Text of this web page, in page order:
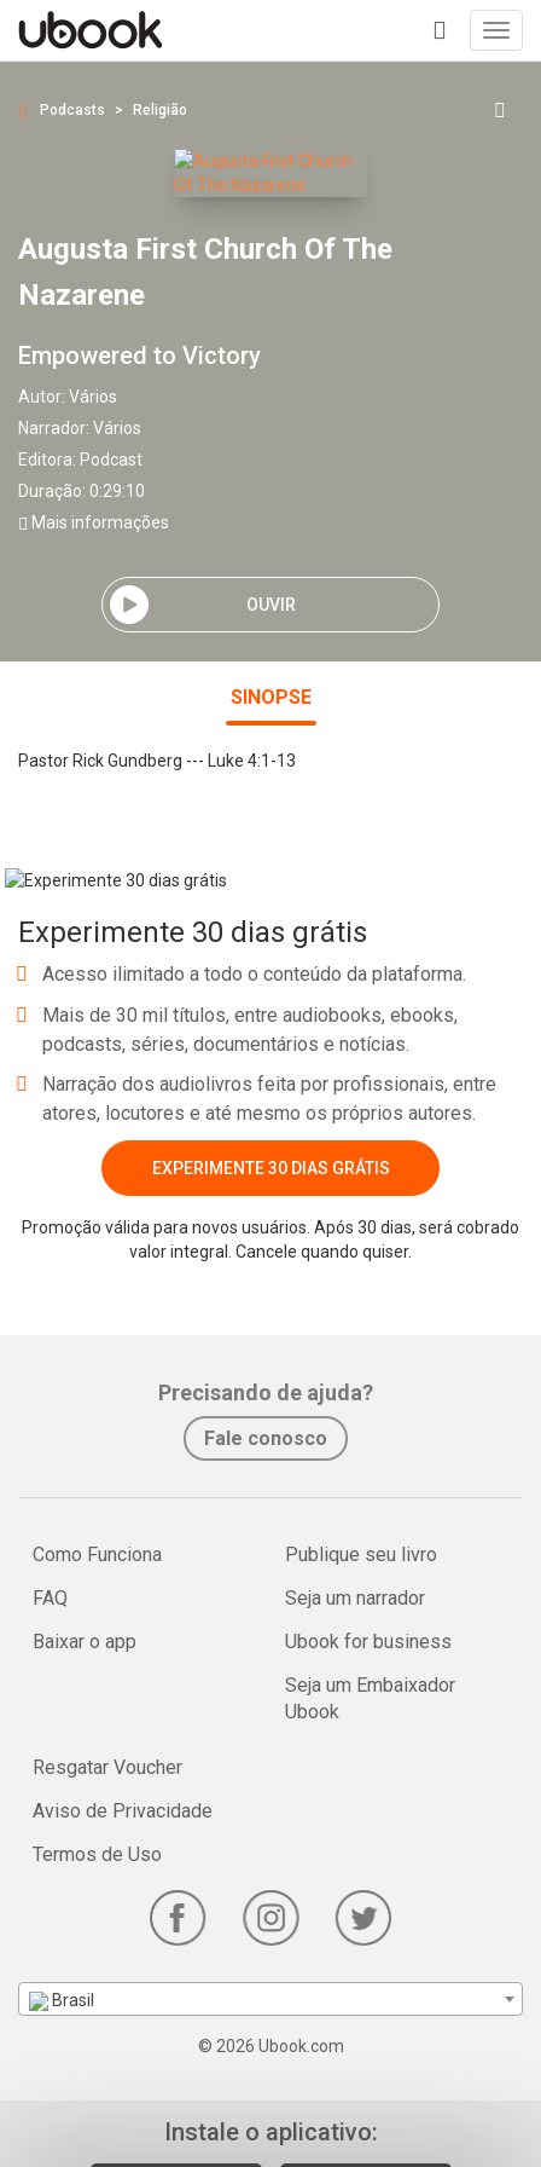
+
Podcasts Religião
Augusta First Church Of The
Nazarene
Empowered to Victory
Autor: Vários
Narrador: Vários
Editora: Podcast
Duração: 0:29:10
Mais informações
OUVIR
SINOPSE
Pastor Rick Gundberg --- Luke 4:1-13
Experimente 30 dias grátis
Acesso ilimitado a todo o conteúdo da plataforma.
Mais de 30 mil títulos, entre audiobooks, ebooks,
podcasts, séries, documentários e notícias.
Narração dos audiolivros feita por profissionais, entre
atores, locutores e até mesmo os próprios autores.
EXPERIMENTE 30 DIAS GRÁTIS
Promoção válida para novos usuários. Após 30 dias, será cobrado
valor integral. Cancele quando quiser.
Precisando de ajuda?
Fale conosco
Como Funciona
FAQ
Baixar o app
Publique seu livro
Seja um narrador
Ubook for business
Seja um Embaixador
Ubook
Resgatar Voucher
Aviso de Privacidade
Termos de Uso
Brasil
© 2026 Ubook.com
Instale o aplicativo: